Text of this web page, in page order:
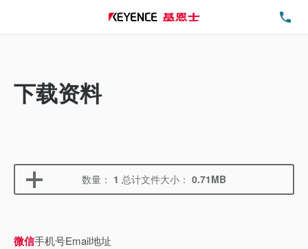
下载资料
数量： 1 总计文件大小： 0.71MB
微信手机号Email地址